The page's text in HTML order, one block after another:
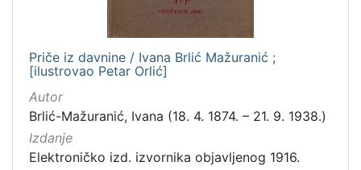
Priče iz davnine / Ivana Brlić Mažuranić ;
[ilustrovao Petar Orlić]
Autor
Brlić-Mažuranić, Ivana (18. 4. 1874. – 21. 9. 1938.)
Izdanje
Elektroničko izd. izvornika objavljenog 1916.